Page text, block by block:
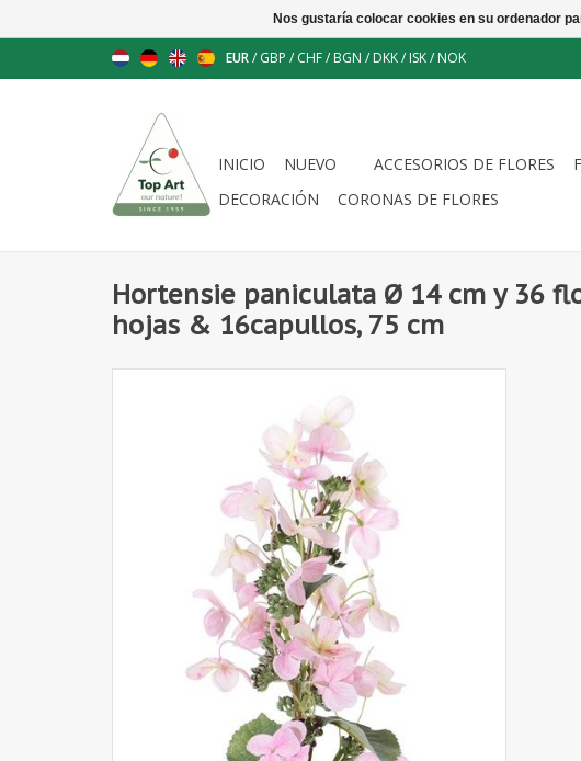
EUR/ GBP / CHF/ BGN / DKK/ ISK/ NOK
INICIO NUEVO ACCESORIOS DE FLORES
DECORACIÓN
CORONAS DE FLORES
Hortensie paniculata Ø 14 cm y 36
hojas & 16capullos, 75 cm
Nos gustaría colocar cookies en su ordenador